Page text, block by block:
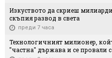
Изкуството да скриеш
скъпия развод в света
преди 7 часа
Технологичният милионер,
"частна" държава и се провали